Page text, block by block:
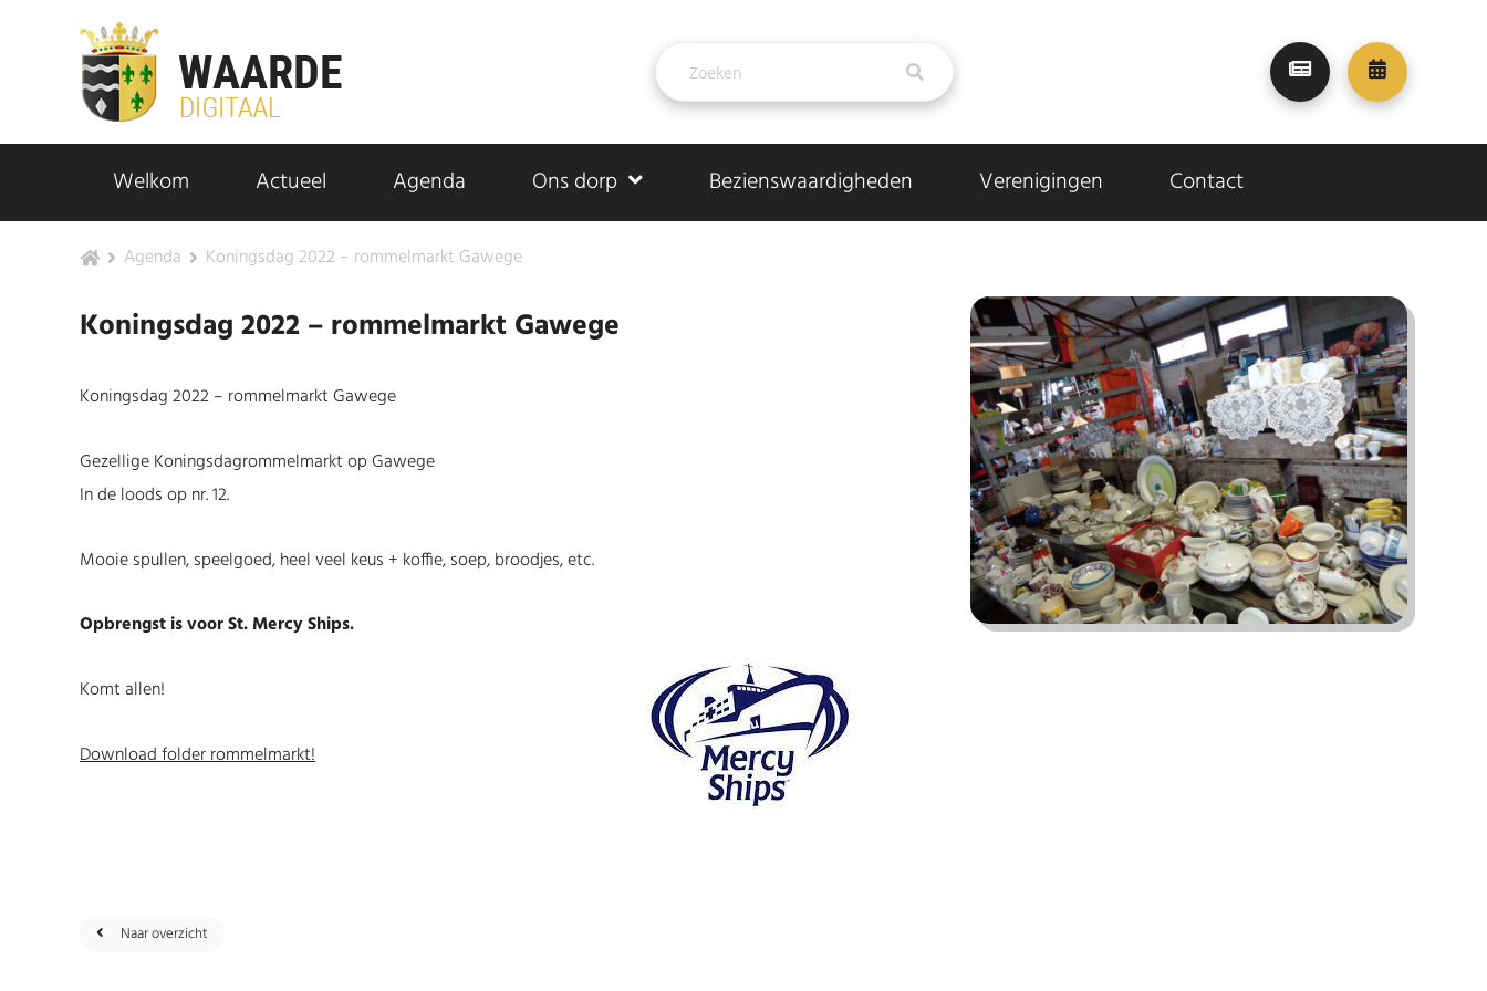
Welkom Actueel Agenda Ons dorp Bezienswaardigheden Verenigingen Contact
Agenda Koningsdag 2022 – rommelmarkt Gawege
Koningsdag 2022 – rommelmarkt Gawege
Koningsdag 2022 – rommelmarkt Gawege
Gezellige Koningsdagrommelmarkt op Gawege
In de loods op nr. 12.
Mooie spullen, speelgoed, heel veel keus + koffie, soep, broodjes, etc.
Opbrengst is voor St. Mercy Ships.
Komt allen!
Download folder rommelmarkt!
Naar overzicht